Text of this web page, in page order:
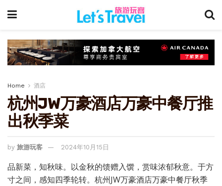
Home 酒店
杭州JW万豪酒店万豪中餐厅推
出秋季菜
by 旅游玩客 2024年10月15日
品新菜，知秋味。以金秋的馈赠入馔，赏味浓郁秋意。于方
寸之间，感知四季轮转。杭州JW万豪酒店万豪中餐厅秋季